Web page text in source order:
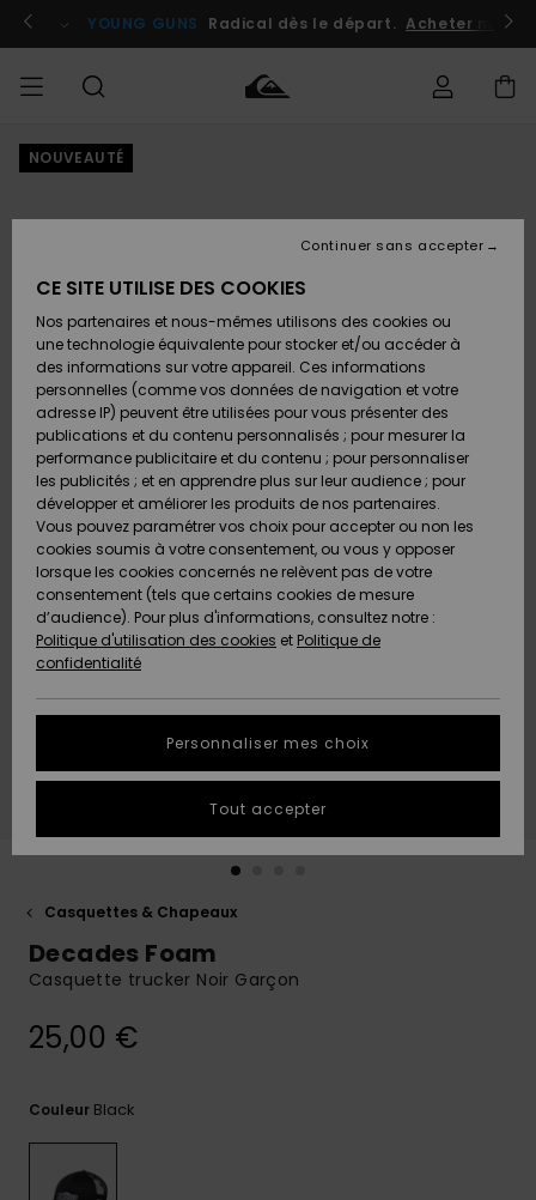
l'information
le
Se connecter / s'inscrire
YOUNG GUNS Radical dès le départ. Acheter
HOMME
Chaussures
& Tongs
Surf
Snow
Nouveautés
A
Découvrir
Chaussures
& Tongs
Surf
Snow
Nouveautés
A
Découvrir
FEMME
A
Découvrir
Snow
SURF
Surf
Shop
Enfant
Highlights
Communauté
SNOW
Snow
Shop
Enfant
Snow
Shop
Femme
A
Découvrir
Communauté
OUTLET
Enfant
Outlet
Femme
AIDE &
CONTACT
Retours
Paiement
Carte
Cadeau
Quiksilver
Freedom
Protection
des
tailles
conversation
obtenir la
plus rapide
à votre
MAGASINS
QUIKSILVER
NOUVEAUTÉ
Casquettes & Chapeaux
Decades Foam
Casquette trucker Noir Garçon
25,00 €
Couleur Black
CE SITE UTILISE DES COOKIES
Nos partenaires et nous-mêmes utilisons des cookies ou
une technologie équivalente pour stocker et/ou accéder à
des informations sur votre appareil. Ces informations
personnelles (comme vos données de navigation et votre
adresse IP) peuvent être utilisées pour vous présenter des
publications et du contenu personnalisés ; pour mesurer la
performance publicitaire et du contenu ; pour personnaliser
les publicités ; et en apprendre plus sur leur audience ; pour
développer et améliorer les produits de nos partenaires.
Vous pouvez paramétrer vos choix pour accepter ou non les
cookies soumis à votre consentement, ou vous y opposer
lorsque les cookies concernés ne relèvent pas de votre
consentement (tels que certains cookies de mesure
d’audience). Pour plus d'informations, consultez notre :
Politique d'utilisation des cookies et Politique de
confidentialité
Personnaliser mes choix
Continuer sans accepter
Tout accepter